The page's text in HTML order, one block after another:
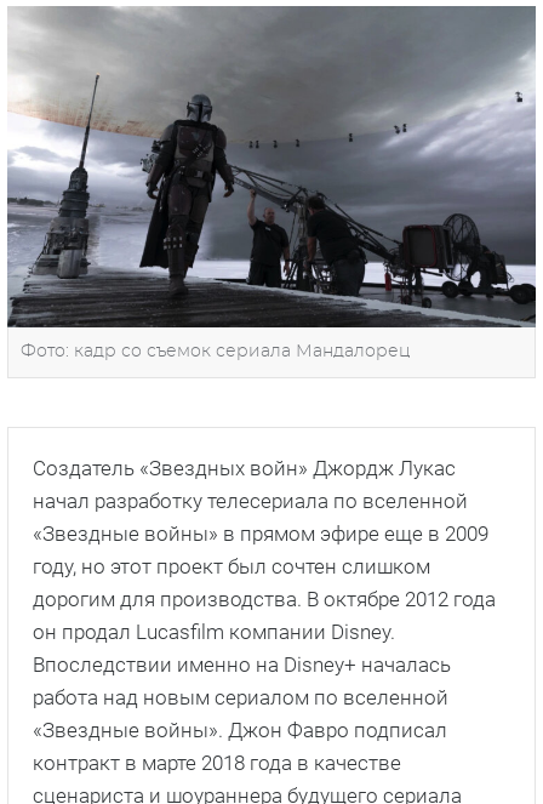
Фото: кадр со съемок сериала Мандалорец
Создатель «Звездных войн» Джордж Лукас
начал разработку телесериала по вселенной
«Звездные войны» в прямом эфире еще в 2009
году, но этот проект был сочтен слишком
дорогим для производства. В октябре 2012 года
он продал Lucasfilm компании Disney.
Впоследствии именно на Disney+ началась
работа над новым сериалом по вселенной
«Звездные войны». Джон Фавро подписал
контракт в марте 2018 года в качестве
сценариста и шоураннера будущего сериала